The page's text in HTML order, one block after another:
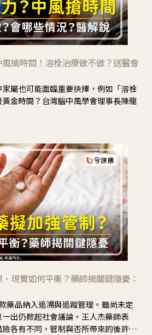
搶時間！溶栓治療做不做？送醫會
屬也可能面臨重要抉擇，例如「溶栓
金時間？台灣腦中風學會理事長陳龍
現實如何平衡？藥師揭關鍵隱憂：
藥品納入追溯與追蹤管理。雖尚未定
出仍掀起社會議論。王人杰藥師表
各有不同，管制與否所帶來的後許影